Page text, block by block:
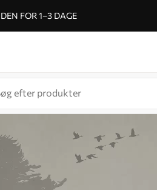
FOR 1–3 DAGE